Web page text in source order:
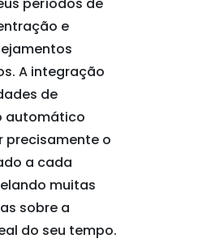
períodos de
e
A integração
de
automático
precisamente o
a cada
muitas
sobre a
do seu tempo.